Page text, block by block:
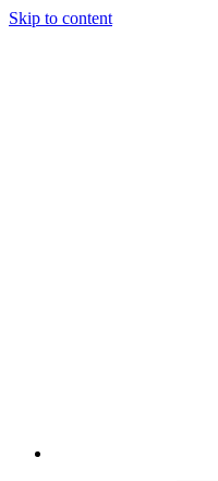
Skip to content